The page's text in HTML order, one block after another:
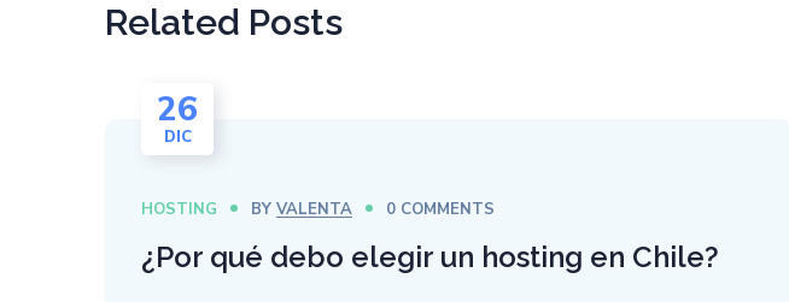
Related Posts
26
DIC
HOSTING BYVALENTA 0 COMMENTS
¿Por qué debo elegir un hosting en Chile?